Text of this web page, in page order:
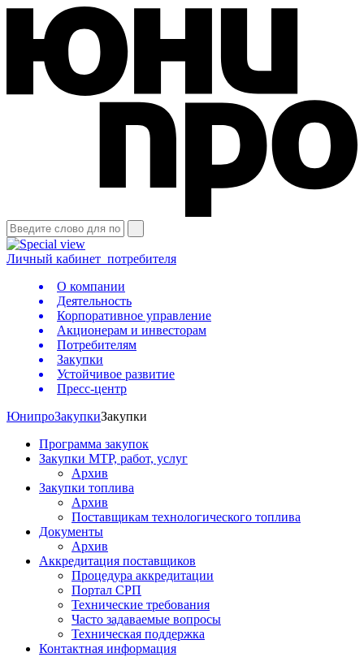
Личный кабинет потребителя
О компании
Деятельность
Корпоративное управление
Акционерам и инвесторам
Потребителям
Закупки
Устойчивое развитие
Пресс-центр
ЮнипроЗакупкиЗакупки
Программа закупок
Закупки МТР, работ, услуг
Архив
Закупки топлива
Архив
Поставщикам технологического топлива
Документы
Архив
Аккредитация поставщиков
Процедура аккредитации
Портал СРП
Технические требования
Часто задаваемые вопросы
Техническая поддержка
Контактная информация